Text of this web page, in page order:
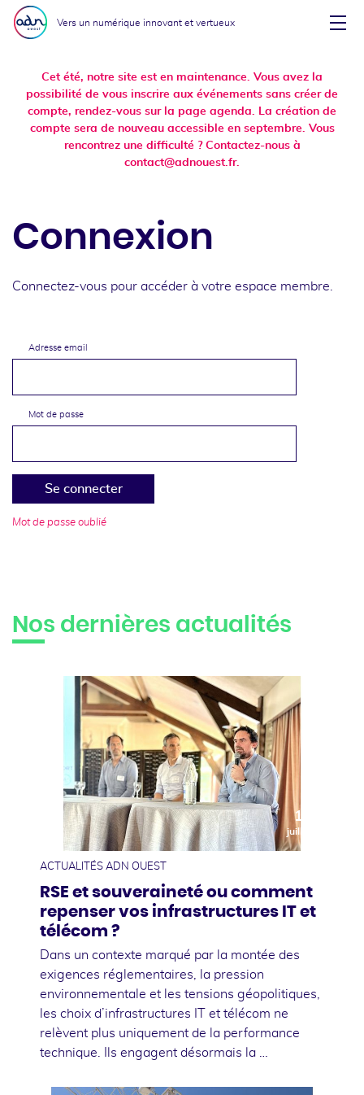
Aller au menu
Aller au contenu
Vers un numérique innovant et vertueux
Cet été, notre site est en maintenance. Vous avez la
possibilité de vous inscrire aux événements sans créer de
compte, rendez-vous sur la page agenda. La création de
compte sera de nouveau accessible en septembre. Vous
rencontrez une difficulté ? Contactez-nous à
contact@adnouest.fr.
Connexion
Connectez-vous pour accéder à votre espace membre.
Adresse email
Mot de passe
Se connecter
Mot de passe oublié
Nos dernières actualités
10
juillet
ACTUALITÉS ADN OUEST
RSE et souveraineté ou comment
repenser vos infrastructures IT et
télécom ?
Dans un contexte marqué par la montée des
exigences réglementaires, la pression
environnementale et les tensions géopolitiques,
les choix d’infrastructures IT et télécom ne
relèvent plus uniquement de la performance
technique. Ils engagent désormais la …